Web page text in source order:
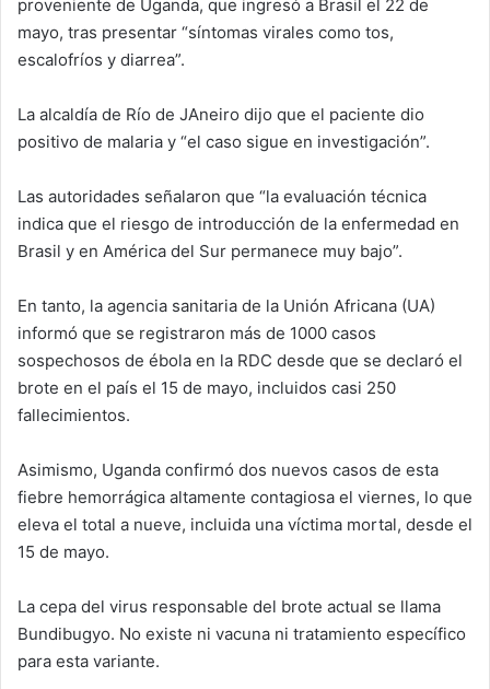
proveniente de Uganda, que ingresó a Brasil el 22 de
mayo, tras presentar “síntomas virales como tos,
escalofríos y diarrea”.
La alcaldía de Río de JAneiro dijo que el paciente dio
positivo de malaria y “el caso sigue en investigación”.
Las autoridades señalaron que “la evaluación técnica
indica que el riesgo de introducción de la enfermedad en
Brasil y en América del Sur permanece muy bajo”.
En tanto, la agencia sanitaria de la Unión Africana (UA)
informó que se registraron más de 1000 casos
sospechosos de ébola en la RDC desde que se declaró el
brote en el país el 15 de mayo, incluidos casi 250
fallecimientos.
Asimismo, Uganda confirmó dos nuevos casos de esta
fiebre hemorrágica altamente contagiosa el viernes, lo que
eleva el total a nueve, incluida una víctima mortal, desde el
15 de mayo.
La cepa del virus responsable del brote actual se llama
Bundibugyo. No existe ni vacuna ni tratamiento específico
para esta variante.